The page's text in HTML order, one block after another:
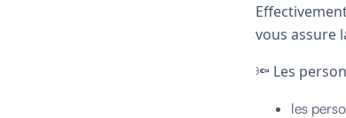
vous assure
🔦 Les
les